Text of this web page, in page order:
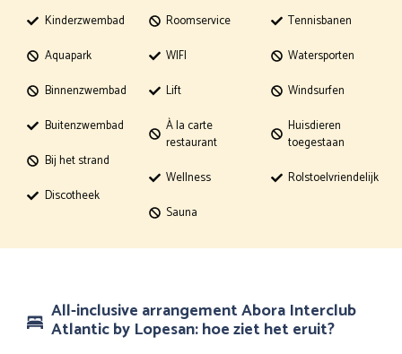
Kinderzwembad
Aquapark
Binnenzwembad
Buitenzwembad
Bij het strand
Discotheek
Roomservice
WIFI
Lift
À la carte
restaurant
Wellness
Sauna
Tennisbanen
Watersporten
Windsurfen
Huisdieren
toegestaan
Rolstoelvriendelijk
All-inclusive arrangement Abora Interclub
Atlantic by Lopesan: hoe ziet het eruit?